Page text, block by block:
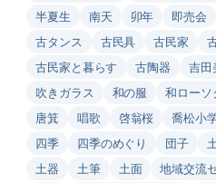
半夏生
南天 卯年 即売会
古タンス
古民具 古民家
古民家と暮らす
古陶器 吉田
吹きガラス
和の服 和ローソ
唐箕
唱歌 啓翁桜 喬松小
四季
四季のめぐり 団子
土器
土筆 土面 地域交流